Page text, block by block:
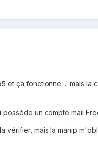
ça fonctionne ... mais
un compte mail
mais la manip